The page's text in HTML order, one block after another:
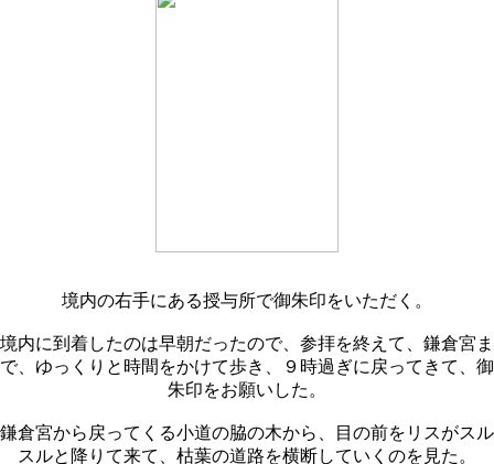
境内の右手にある授与所で御朱印をいただく。
境内に到着したのは早朝だったので、参拝を終えて、鎌倉宮ま
で、ゆっくりと時間をかけて歩き、９時過ぎに戻ってきて、御
朱印をお願いした。
鎌倉宮から戻ってくる小道の脇の木から、目の前をリスがスル
スルと降りて来て、枯葉の道路を横断していくのを見た。